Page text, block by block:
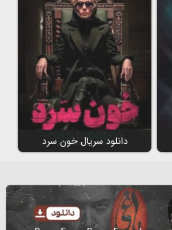
دانلود سریال خون سرد